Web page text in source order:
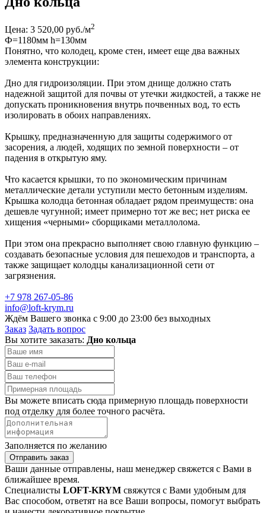
Цена: 3 520,00 руб./м2
Ф=1180мм h=130мм
Понятно, что колодец, кроме стен, имеет еще два важных
элемента конструкции:
Дно для гидроизоляции. При этом днище должно стать
надежной защитой для почвы от утечки жидкостей, а также не
допускать проникновения внутрь почвенных вод, то есть
изолировать в обоих направлениях.
Крышку, предназначенную для защиты содержимого от
засорения, а людей, ходящих по земной поверхности – от
падения в открытую яму.
Что касается крышки, то по экономическим причинам
металлические детали уступили место бетонным изделиям.
Крышка колодца бетонная обладает рядом преимуществ: она
дешевле чугунной; имеет примерно тот же вес; нет риска ее
хищения «черными» сборщиками металлолома.
При этом она прекрасно выполняет свою главную функцию –
создавать безопасные условия для пешеходов и транспорта, а
также защищает колодцы канализационной сети от
загрязнения.
+7 978 267-05-86
info@loft-krym.ru
Ждём Вашего звонка с 9:00 до 23:00 без выходных
Заказ Задать вопрос
Вы хотите заказать: Дно кольца
Вы можете вписать сюда примерную площадь поверхности
под отделку для более точного расчёта.
Заполняется по желанию
Отправить заказ
Ваши данные отправлены, наш менеджер свяжется с Вами в
ближайшее время.
Специалисты LOFT-KRYM свяжутся с Вами удобным для
Вас способом, ответят на все Ваши вопросы, помогут выбрать